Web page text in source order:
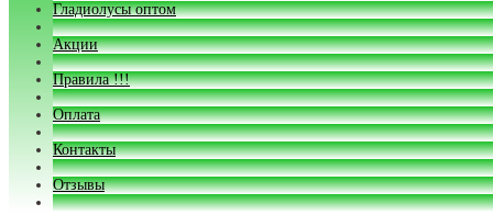
Гладиолусы оптом
Акции
Правила !!!
Оплата
Контакты
Отзывы